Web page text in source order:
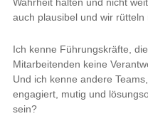
auch plausibel und wir rütteln
Ich kenne Führungskräfte,
Mitarbeitenden keine
Und ich kenne andere
engagiert, mutig und
sein?